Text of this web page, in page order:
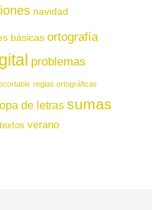
navidad
básicas ortografía
problemas
reglas ortográficas
de letras sumas
textos verano